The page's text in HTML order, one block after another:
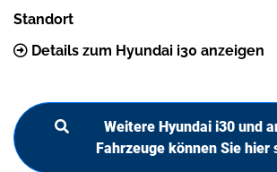
Standort
Details zum Hyundai i30 anzeigen
Weitere Hyundai i30 und
Fahrzeuge können Sie hier